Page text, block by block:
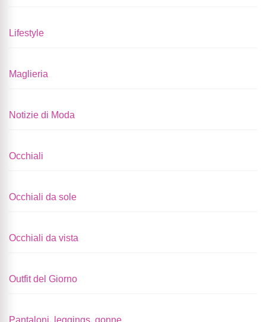
Lifestyle
Maglieria
Notizie di Moda
Occhiali
Occhiali da sole
Occhiali da vista
Outfit del Giorno
Pantaloni, leggings, gonne